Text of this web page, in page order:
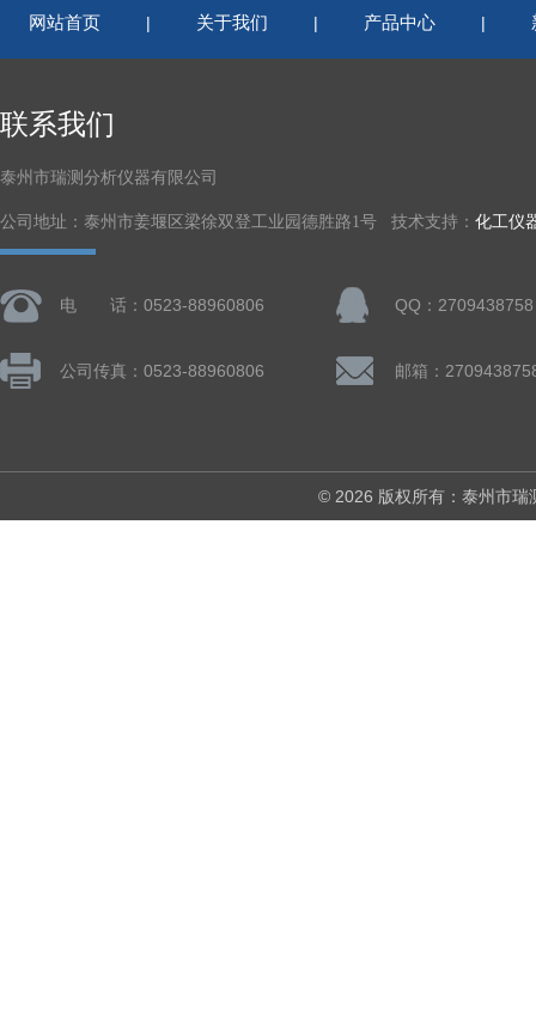
网站首页 | 关于我们 | 产品中心 |
联系我们
泰州市瑞测分析仪器有限公司
公司地址：泰州市姜堰区梁徐双登工业园德胜路1号 技术支持： 化工仪
电 话：0523-88960806 QQ：2709438758
公司传真：0523-88960806 邮箱：
© 2026 版权所有：泰州市